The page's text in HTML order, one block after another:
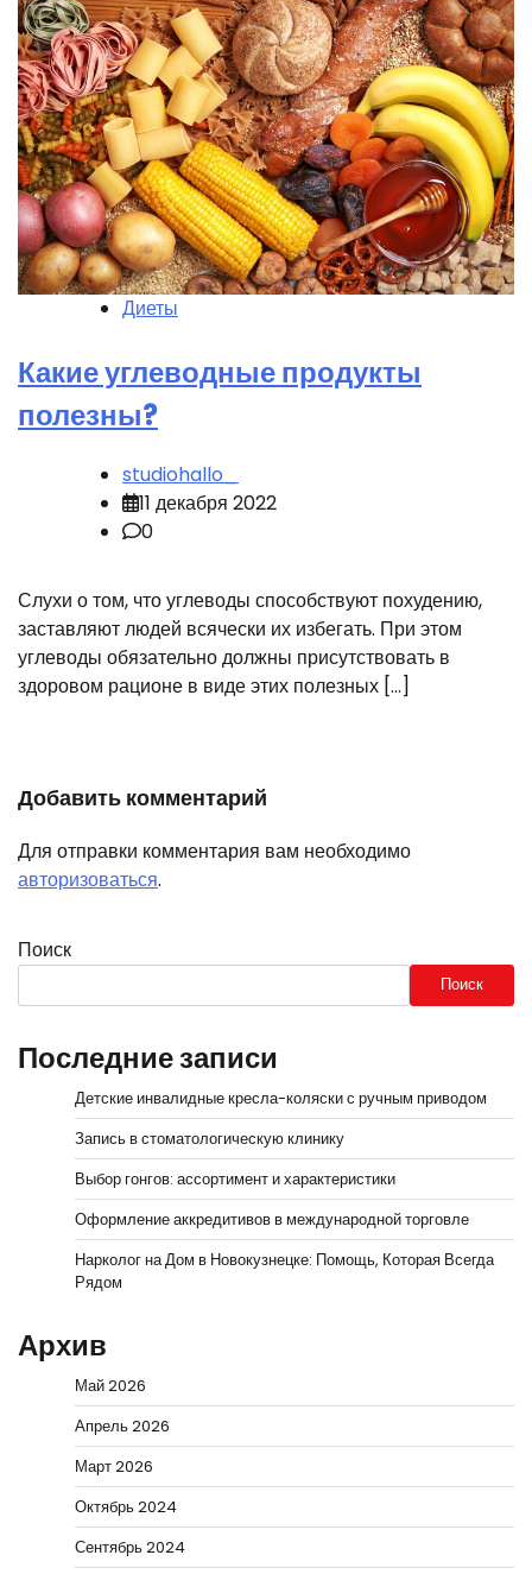
Диеты
Какие углеводные продукты
полезны?
studiohallo_
11 декабря 2022
0
Слухи о том, что углеводы способствуют похудению,
заставляют людей всячески их избегать. При этом
углеводы обязательно должны присутствовать в
здоровом рационе в виде этих полезных […]
Добавить комментарий
Для отправки комментария вам необходимо
авторизоваться.
Поиск
Поиск
Последние записи
Детские инвалидные кресла-коляски с ручным приводом
Запись в стоматологическую клинику
Выбор гонгов: ассортимент и характеристики
Оформление аккредитивов в международной торговле
Нарколог на Дом в Новокузнецке: Помощь, Которая Всегда
Рядом
Архив
Май 2026
Апрель 2026
Март 2026
Октябрь 2024
Сентябрь 2024